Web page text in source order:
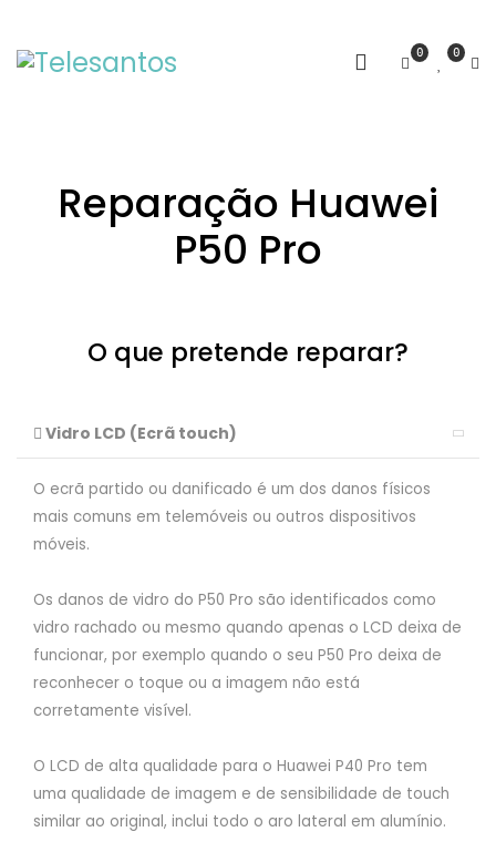
0 0
Reparação Huawei
P50 Pro
O que pretende reparar?
Vidro LCD (Ecrã touch)
O ecrã partido ou danificado é um dos danos físicos
mais comuns em telemóveis ou outros dispositivos
móveis.
Os danos de vidro do P50 Pro são identificados como
vidro rachado ou mesmo quando apenas o LCD deixa de
funcionar, por exemplo quando o seu P50 Pro deixa de
reconhecer o toque ou a imagem não está
corretamente visível.
O LCD de alta qualidade para o Huawei P40 Pro tem
uma qualidade de imagem e de sensibilidade de touch
similar ao original, inclui todo o aro lateral em alumínio.